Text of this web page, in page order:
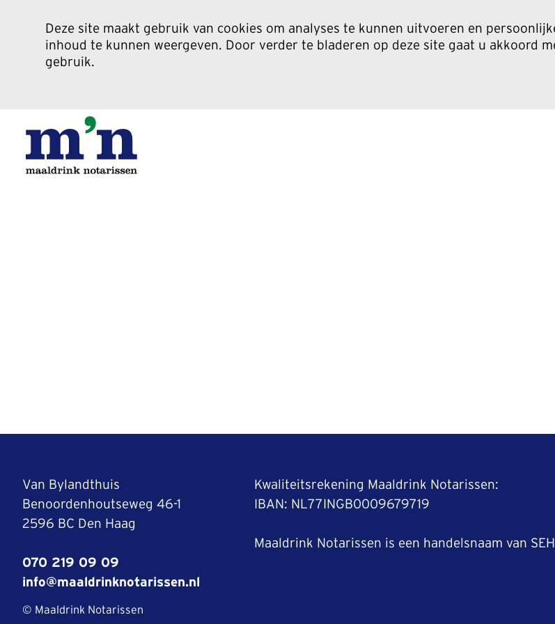
Deze site maakt gebruik van cookies om analyses te kunnen uitvoeren en
inhoud te kunnen weergeven. Door verder te bladeren op deze site gaat u akkoord
gebruik.
Van Bylandthuis
Benoordenhoutseweg 46-1
2596 BC Den Haag
070 219 09 09
info@maaldrinknotarissen.nl
Kwaliteitsrekening Maaldrink Notarissen:
IBAN: NL77INGB0009679719
Maaldrink Notarissen is een handelsnaam van
© Maaldrink Notarissen